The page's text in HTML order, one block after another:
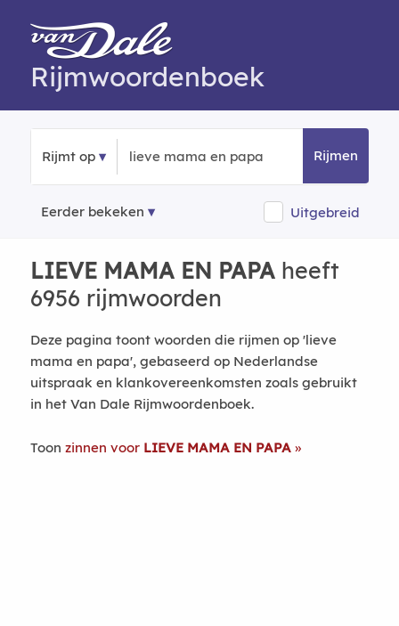
Rijmwoordenboek
Rijmt op Rijmen
Eerder bekeken Uitgebreid
LIEVE MAMA EN PAPAheeft
6956 rijmwoorden
Deze pagina toont woorden die rijmen op 'lieve
mama en papa', gebaseerd op Nederlandse
uitspraak en klankovereenkomsten zoals gebruikt
in het Van Dale Rijmwoordenboek.
Toon zinnen voor LIEVE MAMA EN PAPA